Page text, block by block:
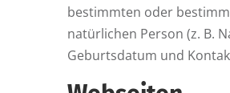
bestimmten oder
natürlichen Person (z. B.
Geburtsdatum und